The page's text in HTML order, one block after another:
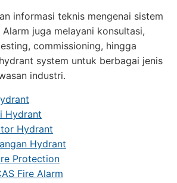
informasi teknis mengenai sistem
juga melayani konsultasi,
commissioning, hingga
system untuk berbagai jenis
industri.
Hydrant
Hydrant
Hydrant
Protection
Fire Alarm